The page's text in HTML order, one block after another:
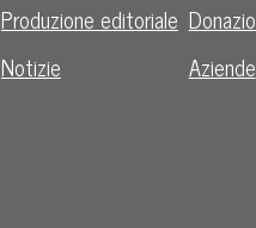
Produzione editoriale
Notizie
Aziende